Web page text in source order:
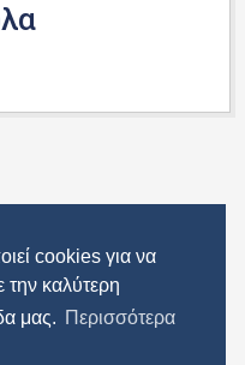
cookies για να
την καλύτερη
μας. Περισσότερα